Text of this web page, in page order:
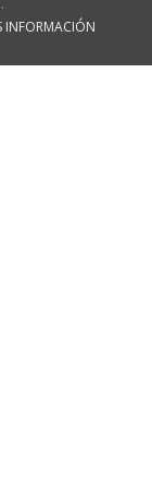
INFORMACIÓN